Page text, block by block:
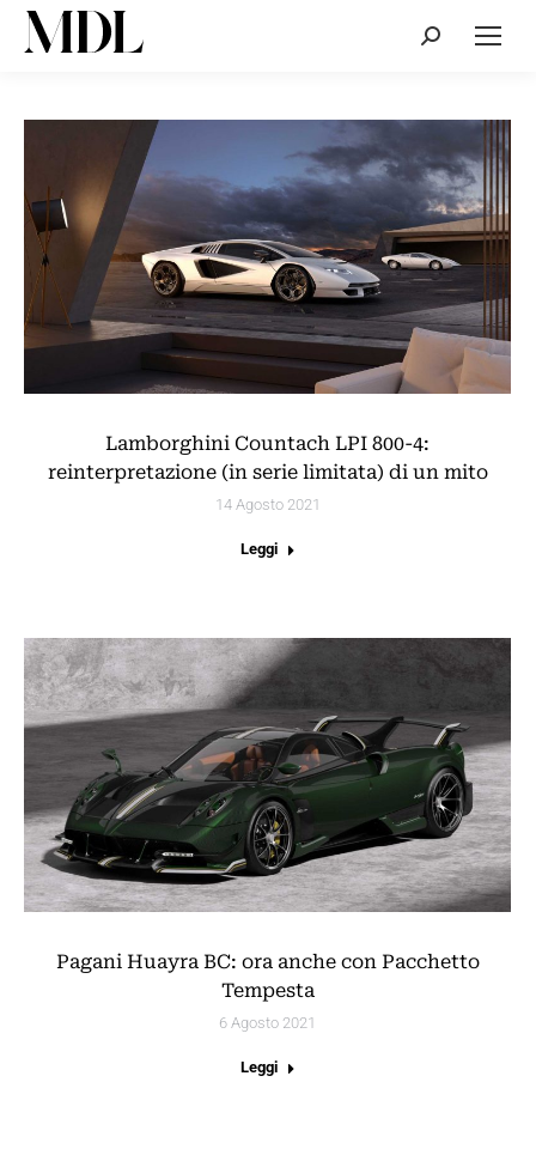
Cerca:
Lamborghini Countach LPI 800-4:
reinterpretazione (in serie limitata) di un mito
14 Agosto 2021
Leggi
Pagani Huayra BC: ora anche con Pacchetto
Tempesta
6 Agosto 2021
Leggi